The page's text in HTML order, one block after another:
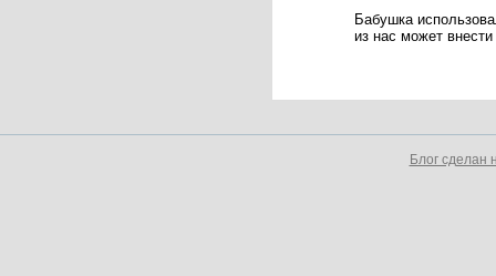
Бабушка
из нас может
Блог сделан